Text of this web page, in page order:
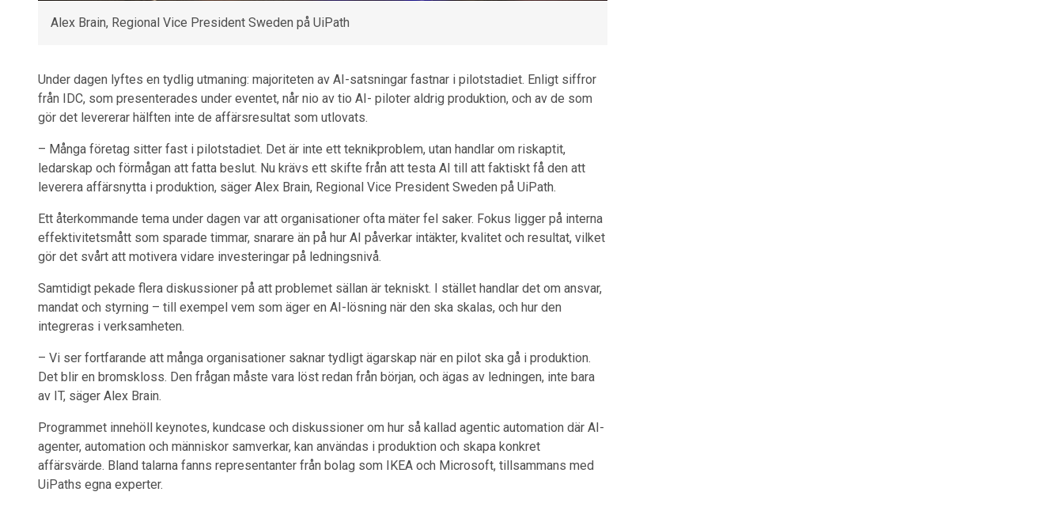
Alex Brain, Regional Vice President Sweden på UiPath
Under dagen lyftes en tydlig utmaning: majoriteten av AI-satsningar fastnar i pilotstadiet. Enligt siffror
från IDC, som presenterades under eventet, når nio av tio AI- piloter aldrig produktion, och av de som
gör det levererar hälften inte de affärsresultat som utlovats.
– Många företag sitter fast i pilotstadiet. Det är inte ett teknikproblem, utan handlar om riskaptit,
ledarskap och förmågan att fatta beslut. Nu krävs ett skifte från att testa AI till att faktiskt få den att
leverera affärsnytta i produktion, säger Alex Brain, Regional Vice President Sweden på UiPath.
Ett återkommande tema under dagen var att organisationer ofta mäter fel saker. Fokus ligger på interna
effektivitetsmått som sparade timmar, snarare än på hur AI påverkar intäkter, kvalitet och resultat, vilket
gör det svårt att motivera vidare investeringar på ledningsnivå.
Samtidigt pekade flera diskussioner på att problemet sällan är tekniskt. I stället handlar det om ansvar,
mandat och styrning – till exempel vem som äger en AI-lösning när den ska skalas, och hur den
integreras i verksamheten.
– Vi ser fortfarande att många organisationer saknar tydligt ägarskap när en pilot ska gå i produktion.
Det blir en bromskloss. Den frågan måste vara löst redan från början, och ägas av ledningen, inte bara
av IT, säger Alex Brain.
Programmet innehöll keynotes, kundcase och diskussioner om hur så kallad agentic automation där AI-
agenter, automation och människor samverkar, kan användas i produktion och skapa konkret
affärsvärde. Bland talarna fanns representanter från bolag som IKEA och Microsoft, tillsammans med
UiPaths egna experter.